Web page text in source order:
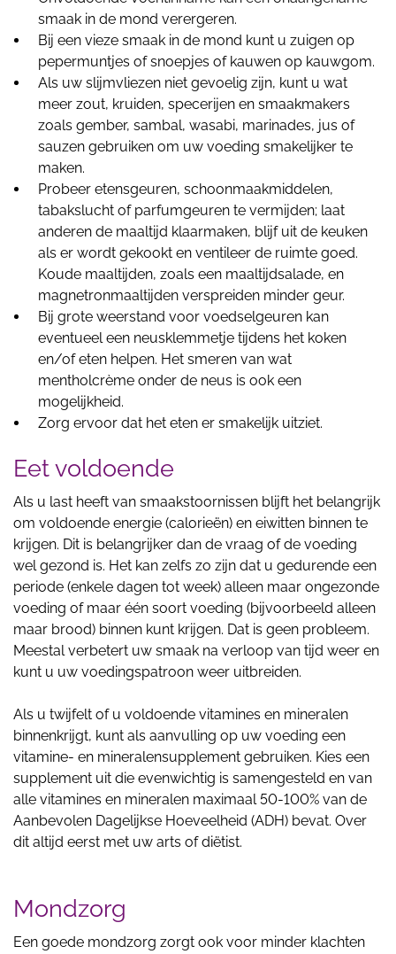
smaak in de mond verergeren.
Bij een vieze smaak in de mond kunt u zuigen op
pepermuntjes of snoepjes of kauwen op kauwgom.
Als uw slijmvliezen niet gevoelig zijn, kunt u wat
meer zout, kruiden, specerijen en smaakmakers
zoals gember, sambal, wasabi, marinades, jus of
sauzen gebruiken om uw voeding smakelijker te
maken.
Probeer etensgeuren, schoonmaakmiddelen,
tabakslucht of parfumgeuren te vermijden; laat
anderen de maaltijd klaarmaken, blijf uit de keuken
als er wordt gekookt en ventileer de ruimte goed.
Koude maaltijden, zoals een maaltijdsalade, en
magnetronmaaltijden verspreiden minder geur.
Bij grote weerstand voor voedselgeuren kan
eventueel een neusklemmetje tijdens het koken
en/of eten helpen. Het smeren van wat
mentholcrème onder de neus is ook een
mogelijkheid.
Zorg ervoor dat het eten er smakelijk uitziet.
Eet voldoende
Als u last heeft van smaakstoornissen blijft het belangrijk
om voldoende energie (calorieën) en eiwitten binnen te
krijgen. Dit is belangrijker dan de vraag of de voeding
wel gezond is. Het kan zelfs zo zijn dat u gedurende een
periode (enkele dagen tot week) alleen maar ongezonde
voeding of maar één soort voeding (bijvoorbeeld alleen
maar brood) binnen kunt krijgen. Dat is geen probleem.
Meestal verbetert uw smaak na verloop van tijd weer en
kunt u uw voedingspatroon weer uitbreiden.
Als u twijfelt of u voldoende vitamines en mineralen
binnenkrijgt, kunt als aanvulling op uw voeding een
vitamine- en mineralensupplement gebruiken. Kies een
supplement uit die evenwichtig is samengesteld en van
alle vitamines en mineralen maximaal 50-100% van de
Aanbevolen Dagelijkse Hoeveelheid (ADH) bevat. Over
dit altijd eerst met uw arts of diëtist.
Mondzorg
Een goede mondzorg zorgt ook voor minder klachten